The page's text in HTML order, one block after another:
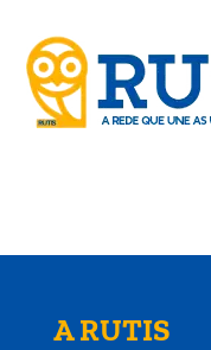
A RUTIS